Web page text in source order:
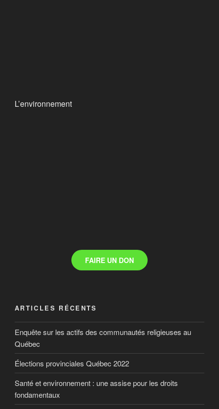
L’environnement
FAIRE UN DON
ARTICLES RÉCENTS
Enquête sur les actifs des communautés religieuses au
Québec
Élections provinciales Québec 2022
Santé et environnement : une assise pour les droits
fondamentaux